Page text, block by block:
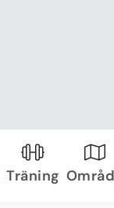
Träning